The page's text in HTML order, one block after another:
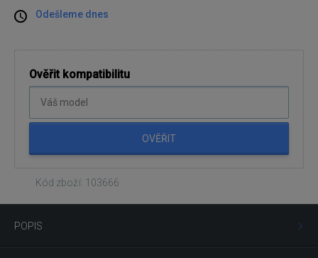
Odešleme dnes
Ověřit kompatibilitu
OVĚŘIT
Kód zboží: 103666
POPIS